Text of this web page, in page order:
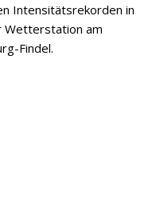
Intensitätsrekorden in
Wetterstation am
Findel.